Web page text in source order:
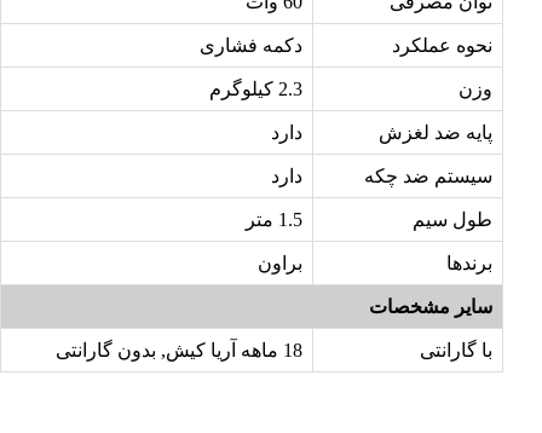
نحوه عملکرد دکمه فشاری
وزن 2.3 کیلوگرم
پایه ضد لغزش دارد
سیستم ضد چکه دارد
طول سیم 1.5 متر
برندها براون
سایر مشخصات
با گارانتی